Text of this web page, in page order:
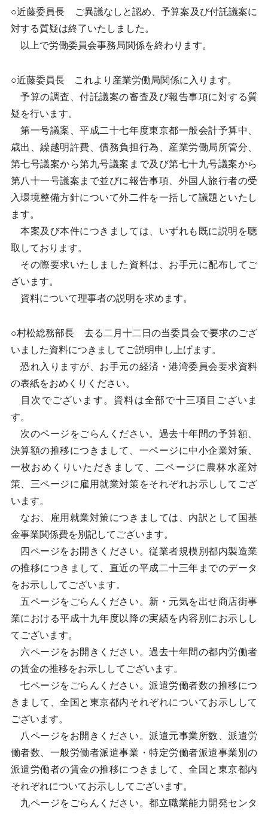
○近藤委員長 ご異議なしと認め、予算案及び付託議案に
対する質疑は終了いたしました。
以上で労働委員会事務局関係を終わります。
○近藤委員長 これより産業労働局関係に入ります。
予算の調査、付託議案の審査及び報告事項に対する質
疑を行います。
第一号議案、平成二十七年度東京都一般会計予算中、
歳出、繰越明許費、債務負担行為、産業労働局所管分、
第七号議案から第九号議案まで及び第七十九号議案から
第八十一号議案まで並びに報告事項、外国人旅行者の受
入環境整備方針について外二件を一括して議題といたし
ます。
本案及び本件につきましては、いずれも既に説明を聴
取しております。
その際要求いたしました資料は、お手元に配布してご
ざいます。
資料について理事者の説明を求めます。
○村松総務部長 去る二月十二日の当委員会で要求のござ
いました資料につきましてご説明申し上げます。
恐れ入りますが、お手元の経済・港湾委員会要求資料
の表紙をおめくりください。
目次でございます。資料は全部で十三項目ございま
す。
次のページをごらんください。過去十年間の予算額、
決算額の推移につきまして、一ページに中小企業対策、
一枚おめくりいただきまして、二ページに農林水産対
策、三ページに雇用就業対策をそれぞれお示ししてござ
います。
なお、雇用就業対策につきましては、内訳として国基
金事業関係費を別記してございます。
四ページをお開きください。従業者規模別都内製造業
の推移につきまして、直近の平成二十三年までのデータ
をお示ししてございます。
五ページをごらんください。新・元気を出せ商店街事
業における平成十九年度以降の実績を内容別にお示しし
てございます。
六ページをお開きください。過去十年間の都内労働者
の賃金の推移をお示ししてございます。
七ページをごらんください。派遣労働者数の推移につ
きまして、全国と東京都内それぞれについてお示しして
ございます。
八ページをお開きください。派遣元事業所数、派遣労
働者数、一般労働者派遣事業・特定労働者派遣事業別の
派遣労働者の賃金の推移につきまして、全国と東京都内
それぞれについてお示ししてございます。
九ページをごらんください。都立職業能力開発センタ